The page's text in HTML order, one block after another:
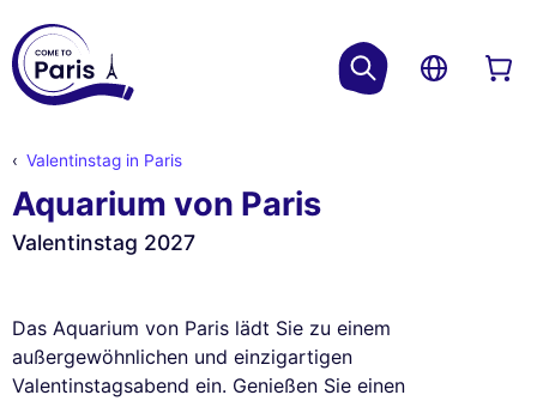
Valentinstag in Paris
Aquarium von Paris
Valentinstag 2027
Das Aquarium von Paris lädt Sie zu einem
außergewöhnlichen und einzigartigen
Valentinstagsabend ein. Genießen Sie einen